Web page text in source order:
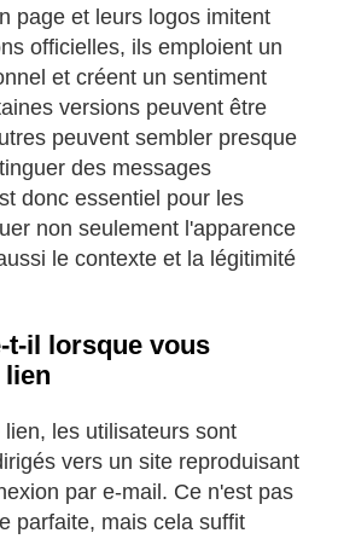
page et leurs logos imitent
officielles, ils emploient un
et créent un sentiment
versions peuvent être
peuvent sembler presque
des messages
donc essentiel pour les
non seulement l'apparence
le contexte et la légitimité
t-il lorsque vous
les utilisateurs sont
vers un site reproduisant
par e-mail. Ce n'est pas
parfaite, mais cela suffit